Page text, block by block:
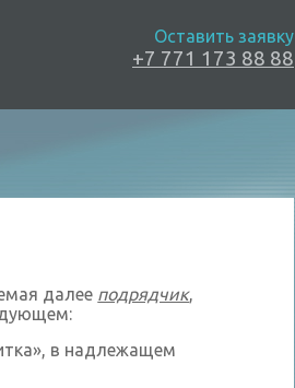
Оставить заявку
+7 771 173 88 88
далее подрядчик,
в надлежащем